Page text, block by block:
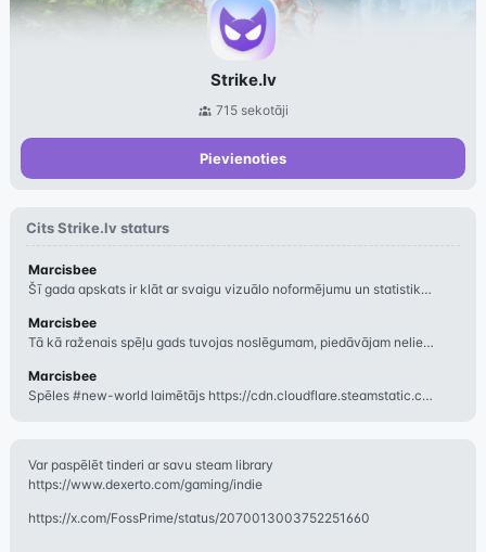
Strike.lv
715 sekotāji
Pievienoties
CitsStrike.lvstaturs
Marcisbee
Šī gada apskats ir klāt ar svaigu vizuālo noformējumu un statistiku. strike.lvu
Marcisbee
Tā kā raženais spēļu gads tuvojas noslēgumam, piedāvājam nelielu ieskatu kā katr
Marcisbee
Spēles #new-world laimētājs https://cdn.cloudflare.steamstatic.com/steam/apps/1
Var paspēlēt tinderi ar savu steam library
https://www.dexerto.com/gaming/indie
https://x.com/FossPrime/status/2070013003752251660